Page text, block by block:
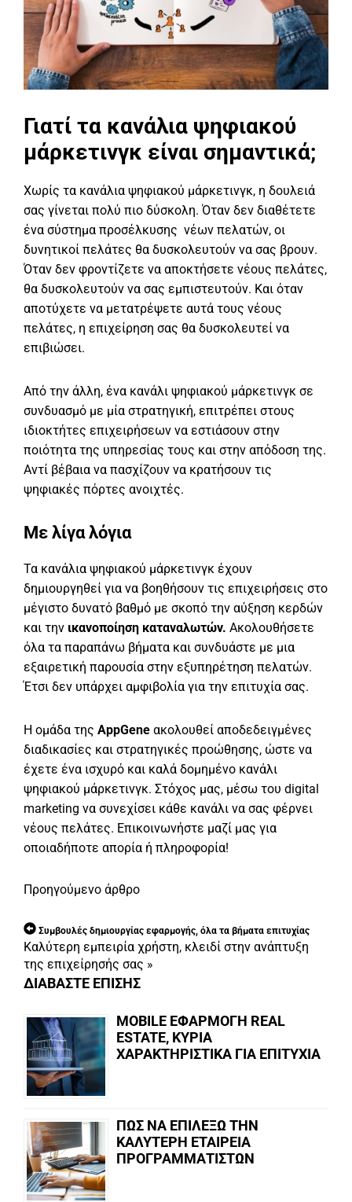
Γιατί τα κανάλια ψηφιακού
μάρκετινγκ είναι σημαντικά;
Χωρίς τα κανάλια ψηφιακού μάρκετινγκ, η δουλειά
σας γίνεται πολύ πιο δύσκολη. Όταν δεν διαθέτετε
ένα σύστημα προσέλκυσης νέων πελατών, οι
δυνητικοί πελάτες θα δυσκολευτούν να σας βρουν.
Όταν δεν φροντίζετε να αποκτήσετε νέους πελάτες,
θα δυσκολευτούν να σας εμπιστευτούν. Και όταν
αποτύχετε να μετατρέψετε αυτά τους νέους
πελάτες, η επιχείρηση σας θα δυσκολευτεί να
επιβιώσει.
Από την άλλη, ένα κανάλι ψηφιακού μάρκετινγκ σε
συνδυασμό με μία στρατηγική, επιτρέπει στους
ιδιοκτήτες επιχειρήσεων να εστιάσουν στην
ποιότητα της υπηρεσίας τους και στην απόδοση της.
Αντί βέβαια να πασχίζουν να κρατήσουν τις
ψηφιακές πόρτες ανοιχτές.
Με λίγα λόγια
Τα κανάλια ψηφιακού μάρκετινγκ έχουν
δημιουργηθεί για να βοηθήσουν τις επιχειρήσεις στο
μέγιστο δυνατό βαθμό με σκοπό την αύξηση κερδών
και την ικανοποίηση καταναλωτών. Ακολουθήσετε
όλα τα παραπάνω βήματα και συνδυάστε με μια
εξαιρετική παρουσία στην εξυπηρέτηση πελατών.
Έτσι δεν υπάρχει αμφιβολία για την επιτυχία σας.
Η ομάδα της AppGene ακολουθεί αποδεδειγμένες
διαδικασίες και στρατηγικές προώθησης, ώστε να
έχετε ένα ισχυρό και καλά δομημένο κανάλι
ψηφιακού μάρκετινγκ. Στόχος μας, μέσω του digital
marketing να συνεχίσει κάθε κανάλι να σας φέρνει
νέους πελάτες. Επικοινωνήστε μαζί μας για
οποιαδήποτε απορία ή πληροφορία!
Προηγούμενο άρθρο
Συμβουλές δημιουργίας εφαρμογής, όλα τα βήματα επιτυχίας
Καλύτερη εμπειρία χρήστη, κλειδί στην ανάπτυξη
της επιχείρησής σας »
ΔΙΑΒΑΣΤΕ ΕΠΙΣΗΣ
MOBILE ΕΦΑΡΜΟΓΗ REAL
ESTATE, ΚΥΡΙΑ
ΧΑΡΑΚΤΗΡΙΣΤΙΚΑ ΓΙΑ ΕΠΙΤΥΧΙΑ
ΠΩΣ ΝΑ ΕΠΙΛΕΞΩ ΤΗΝ
ΚΑΛΥΤΕΡΗ ΕΤΑΙΡΕΙΑ
ΠΡΟΓΡΑΜΜΑΤΙΣΤΩΝ